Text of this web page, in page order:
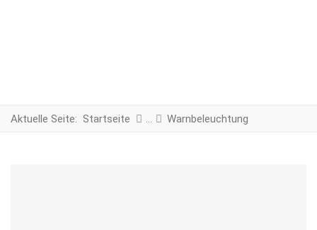
Aktuelle Seite: Startseite Warnbeleuchtung